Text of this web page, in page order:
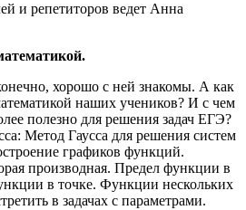
и репетиторов ведет Анна
хорошо с ней знакомы. А как
наших учеников? И с чем
полезно для решения задач ЕГЭ?
Метод Гаусса для решения систем
графиков функций.
производная. Предел функции в
в точке. Функции нескольких
в задачах с параметрами.